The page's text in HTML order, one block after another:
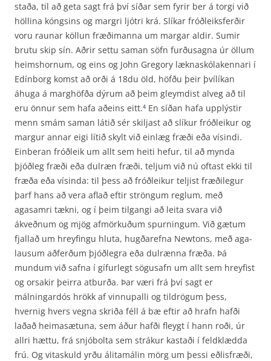
staða, til að geta sagt frá því síðar sem fyrir ber á torgi við
höllina kóngsins og margri ljótri krá. Slíkar fróðleiksferðir
voru raunar köllun fræðimanna um margar aldir. Sumir
brutu skip sín. Aðrir settu saman söfn furðusagna úr öllum
heimshornum, og eins og John Gregory læknaskólakennari í
Edínborg komst að orði á 18du öld, höfðu þeir þvílíkan
áhuga á marghöfða dýrum að þeim gleymdist alveg að til
eru önnur sem hafa aðeins eitt.4 En síðan hafa upplýstir
menn smám saman látið sér skiljast að slíkur fróðleikur og
margur annar eigi lítið skylt við einlæg fræði eða vísindi.
Einberan fróðleik um allt sem heiti hefur, til að mynda
þjóðleg fræði eða dulræn fræði, teljum við nú oftast ekki til
fræða eða vísinda: til þess að fróðleikur teljist fræðilegur
þarf hans að vera aflað eftir ströngum reglum, með
agasamri tækni, og í þeim tilgangi að leita svara við
ákveðnum og mjög afmörkuðum spurningum. Við gætum
fjallað um hreyfingu hluta, hugðarefna Newtons, með aga­
lausum aðferðum þjóðlegra eða dulrænna fræða. Þá
mundum við safna í gífurlegt sögusafn um allt sem hreyfist
og orsakir þeirra atburða. Þar væri frá því sagt er
málningardós hrökk af vinnu­palli og tildrögum þess,
hvernig hvers vegna skriða féll á bæ eftir að hrafn hafði
laðað heima­sætuna, sem áður hafði fleygt í hann roði, úr
allri hættu, frá snjóbolta sem strákur kastaði í feld­klædda
frú. Og vitaskuld yrðu álitamálin mörg um þessi eðlisfræði,